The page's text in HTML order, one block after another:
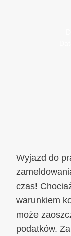
Wyjazd do
czas!
warunkiem
może
podatków.